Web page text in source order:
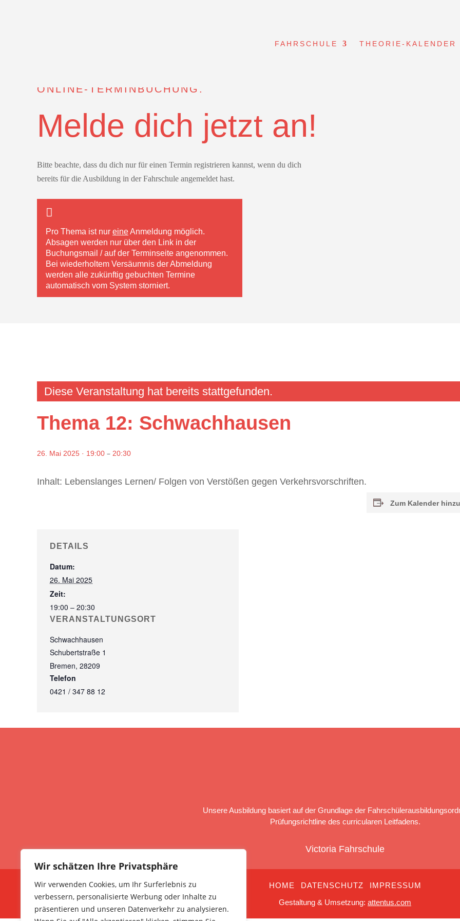
Wir schätzen Ihre Privatsphäre
Wir verwenden Cookies, um Ihr Surferlebnis zu
verbessern, personalisierte Werbung oder Inhalte zu
präsentieren und unseren Datenverkehr zu analysieren.
FAHRSCHULE THEORIE-KALENDER
ONLINE-TERMINBUCHUNG.
Melde dich jetzt an!
Bitte beachte, dass du dich nur für einen Termin registrieren kannst, wenn du dich
bereits für die Ausbildung in der Fahrschule angemeldet hast.
Pro Thema ist nur eineAnmeldung möglich.
Absagen werden nur über den Link in der
Buchungsmail / auf der Terminseite angenommen.
Bei wiederholtem Versäumnis der Abmeldung
werden alle zukünftig gebuchten Termine
automatisch vom System storniert.
Diese Veranstaltung hat bereits stattgefunden.
Thema 12: Schwachhausen
26. Mai 2025 · 19:00 – 20:30
Inhalt: Lebenslanges Lernen/ Folgen von Verstößen gegen Verkehrsvorschriften.
Zum Kalender
DETAILS
Datum:
26. Mai 2025
Zeit:
19:00 – 20:30
VERANSTALTUNGSORT
Schwachhausen
Schubertstraße 1
Bremen, 28209
Telefon
0421 / 347 88 12
Unsere Ausbildung basiert auf der Grundlage der
Prüfungsrichtline des curricularen Leitfadens.
Victoria Fahrschule
HOME DATENSCHUTZ
IMPRESSUM
Gestaltung & Umsetzung: attentus.com